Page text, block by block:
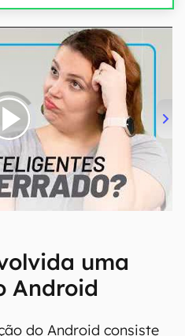
uma
Android
do Android consiste